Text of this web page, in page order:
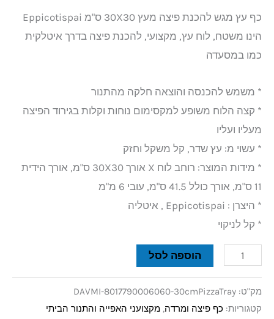
כף עץ מגש להכנת פיצה מעץ 30X30 ס"מ Eppicotispai
הינו משטח, לוח עץ, מקצועי, להכנת פיצה בדרך איטלקית
כמו במסעדה
* משמש להכנסה והוצאה חלקה מהתנור
* קצה הלוח משופע למקסימום נוחות וקלות בגירוד הפיצה
מעליו ועליו
* עשוי מ: עץ שדר, קל משקל וחזק
* מידות המוצר: רוחב לוח X אורך 30X30 ס"מ, אורך הידית
11 ס"מ, אורך כולל 41.5 ס"מ, עובי 6 מ"מ
* היצרן : Eppicotispai , איטליה
* קל לניקוי
הוספה לסל
מק"ט: DAVMI-8017790006060-30cmPizzaTray
קטגוריות: כף פיצה ומרדה, מקצועני האפייה והתנור הביתי